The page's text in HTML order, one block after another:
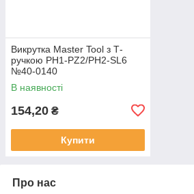
Викрутка Master Tool з Т-
ручкою PH1-PZ2/PH2-SL6
№40-0140
В наявності
154,20 ₴
Купити
Про нас